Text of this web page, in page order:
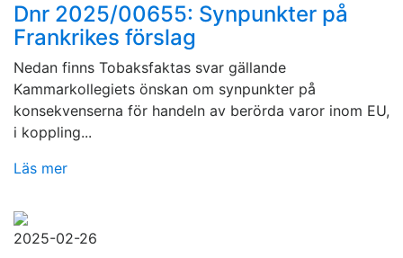
Dnr 2025/00655: Synpunkter på
Frankrikes förslag
Nedan finns Tobaksfaktas svar gällande
Kammarkollegiets önskan om synpunkter på
konsekvenserna för handeln av berörda varor inom EU,
i koppling...
Läs mer
2025-02-26